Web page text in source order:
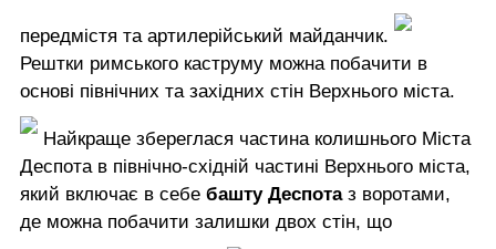
передмістя та артилерійський майданчик.
Рештки римського каструму можна побачити в
основі північних та західних стін Верхнього міста.
Найкраще збереглася частина колишнього Міста
Деспота в північно-східній частині Верхнього міста,
який включає в себе башту Деспотаз воротами,
де можна побачити залишки двох стін, що